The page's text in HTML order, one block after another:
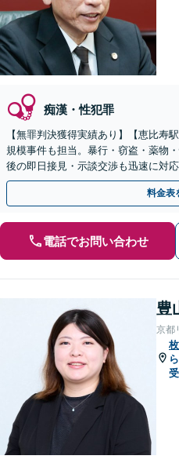
痴漢・性犯罪
【無罪判決獲得実績あり】【恵比寿
規模事件も担当。暴行・窃盗・薬物
後の即日接見・示談交渉も迅速に対
小限に抑えます。【初回相談可能】
料金表
電話でお問い合わせ
豊
京都